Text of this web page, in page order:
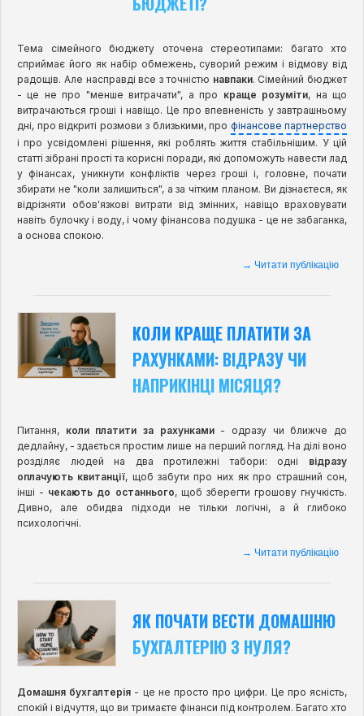
Тема сімейного бюджету оточена стереотипами: багато хто
сприймає його як набір обмежень, суворий режим і відмову від
радощів. Але насправді все з точністю навпаки. Сімейний бюджет
- це не про "менше витрачати", а про краще розуміти, на що
витрачаються гроші і навіщо. Це про впевненість у завтрашньому
дні, про відкриті розмови з близькими, про фінансове партнерство
і про усвідомлені рішення, які роблять життя стабільнішим. У цій
статті зібрані прості та корисні поради, які допоможуть навести лад
у фінансах, уникнути конфліктів через гроші і, головне, почати
збирати не "коли залишиться", а за чітким планом. Ви дізнаєтеся, як
відрізняти обов'язкові витрати від змінних, навіщо враховувати
навіть булочку і воду, і чому фінансова подушка - це не забаганка,
а основа спокою.
→ Читати публікацію
КОЛИ КРАЩЕ ПЛАТИТИ ЗА
РАХУНКАМИ: ВІДРАЗУ ЧИ
НАПРИКІНЦІ МІСЯЦЯ?
Питання, коли платити за рахунками- одразу чи ближче до
дедлайну, - здається простим лише на перший погляд. На ділі воно
розділяє людей на два протилежні табори: одні відразу
оплачують квитанції, щоб забути про них як про страшний сон,
інші - чекають до останнього, щоб зберегти грошову гнучкість.
Дивно, але обидва підходи не тільки логічні, а й глибоко
психологічні.
→ Читати публікацію
ЯК ПОЧАТИ ВЕСТИ ДОМАШНЮ
БУХГАЛТЕРІЮ З НУЛЯ?
Домашня бухгалтерія - це не просто про цифри. Це про ясність,
спокій і відчуття, що ви тримаєте фінанси під контролем. Багато хто